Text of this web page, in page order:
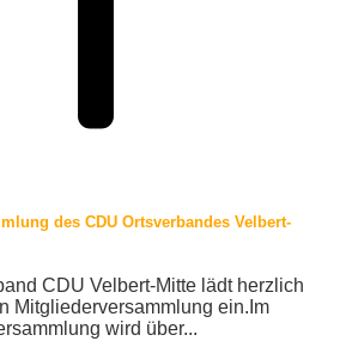
des CDU Ortsverbandes Velbert-
CDU Velbert-Mitte lädt herzlich
Mitgliederversammlung ein.Im
wird über...